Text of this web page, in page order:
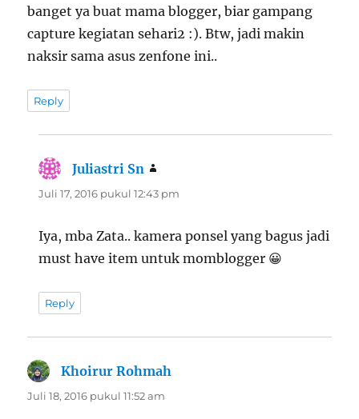
banget ya buat mama blogger, biar gampang
capture kegiatan sehari2 :). Btw, jadi makin
naksir sama asus zenfone ini..
Reply
Juliastri Sn
Juli 17, 2016 pukul 12:43 pm
Iya, mba Zata.. kamera ponsel yang bagus jadi
must have item untuk momblogger 😀
Reply
Khoirur Rohmah
Juli 18, 2016 pukul 11:52 am